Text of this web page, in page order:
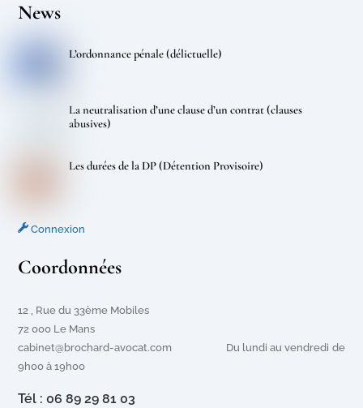
News
L’ordonnance pénale (délictuelle)
La neutralisation d’une clause d’un contrat (clauses
abusives)
Les durées de la DP (Détention Provisoire)
Connexion
Coordonnées
12 , Rue du 33ème Mobiles
72 000 Le Mans
cabinet@brochard-avocat.com Du lundi au vendredi de
9h00 à 19h00
Tél : 06 89 29 81 03